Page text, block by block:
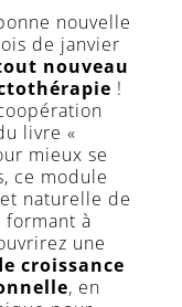
nouvelle
de janvier
nouveau
!
livre «
mieux se
ce module
naturelle de
formant à
une
croissance
, en